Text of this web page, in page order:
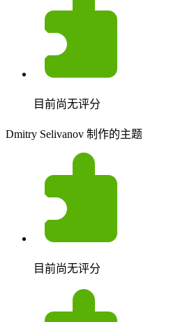
目前尚无评分
Dmitry Selivanov 制作的主题
目前尚无评分